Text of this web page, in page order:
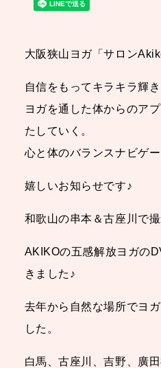
大阪狭山ヨガ「サロン
自信をもってキラキラ輝き
ヨガを通した体からのア
たしていく。
心と体のバランスナビゲ
嬉しいお知らせです♪
和歌山の串本＆古座川で
AKIKOの五感解放ヨガの
きました♪
去年から自然な場所でヨ
した。
白馬、古座川、吉野、廣